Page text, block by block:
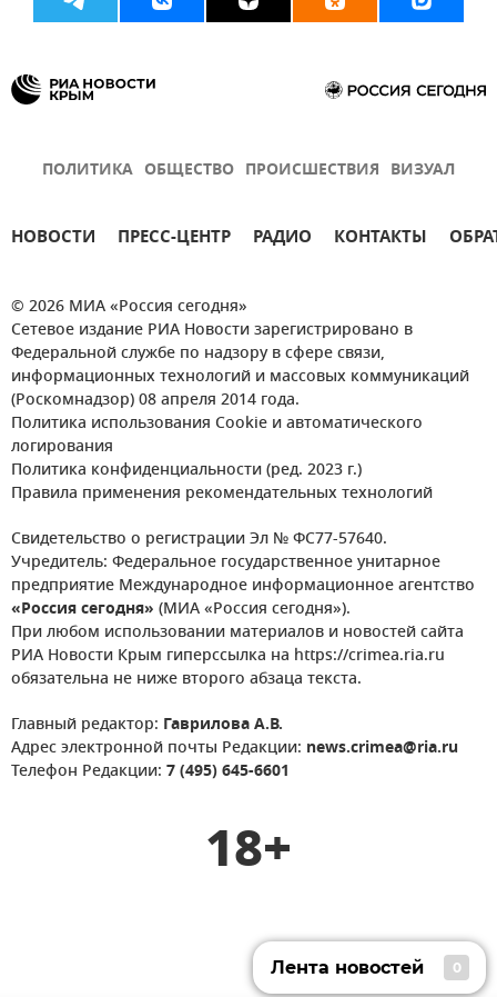
ПОЛИТИКА ОБЩЕСТВО ПРОИСШЕСТВИЯ ВИЗУАЛ
НОВОСТИ ПРЕСС-ЦЕНТР РАДИО КОНТАКТЫ
© 2026 МИА «Россия сегодня»
Сетевое издание РИА Новости зарегистрировано в
Федеральной службе по надзору в сфере связи,
информационных технологий и массовых коммуникаций
(Роскомнадзор) 08 апреля 2014 года.
Политика использования Cookie и автоматического
логирования
Политика конфиденциальности (ред. 2023 г.)
Правила применения рекомендательных технологий
Свидетельство о регистрации Эл № ФС77-57640.
Учредитель: Федеральное государственное унитарное
предприятие Международное информационное агентство
«Россия сегодня» (МИА «Россия сегодня»).
При любом использовании материалов и новостей сайта
РИА Новости Крым гиперссылка на https://crimea.ria.ru
обязательна не ниже второго абзаца текста.
Главный редактор: Гаврилова А.В.
Адрес электронной почты Редакции: news.crimea@ria.ru
Телефон Редакции: 7 (495) 645-6601
18+
Лента новостей 0